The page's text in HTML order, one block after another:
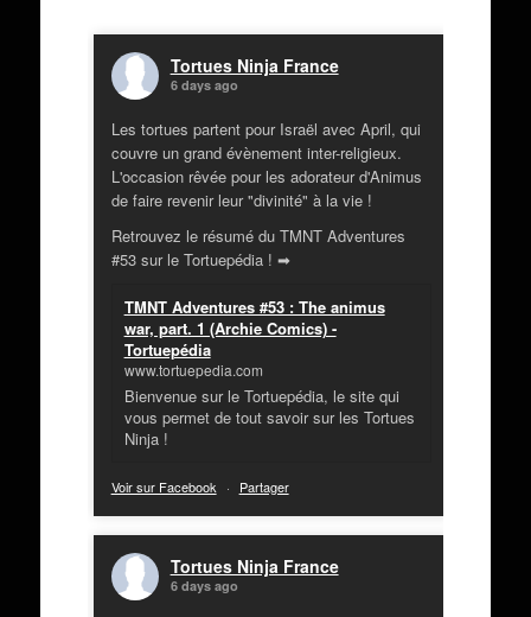
Tortues Ninja France
6 days ago
Les tortues partent pour Israël avec April, qui
couvre un grand évènement inter-religieux.
L'occasion rêvée pour les adorateur d'Animus
de faire revenir leur "divinité" à la vie !
Retrouvez le résumé du TMNT Adventures
#53 sur le Tortuepédia ! ➡
TMNT Adventures #53 : The animus
war, part. 1 (Archie Comics) -
Tortuepédia
www.tortuepedia.com
Bienvenue sur le Tortuepédia, le site qui
vous permet de tout savoir sur les Tortues
Ninja !
Voir sur Facebook · Partager
Tortues Ninja France
6 days ago